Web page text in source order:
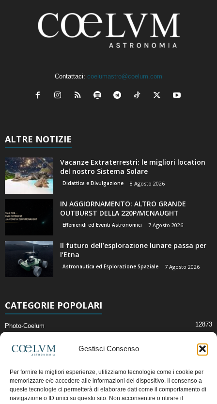
Gestisci Consenso
Per fornire le migliori esperienze, utilizziamo tecnologie come i cookie per
memorizzare e/o accedere alle informazioni del dispositivo. Il consenso a
queste tecnologie ci permetterà di elaborare dati come il comportamento di
navigazione o ID unici su questo sito. Non acconsentire o ritirare il
Contattaci: coelumastro@coelum.com
ALTRE NOTIZIE
Vacanze Extraterrestri: le migliori location
del nostro Sistema Solare
Didattica e Divulgazione 8 Agosto 2026
IN AGGIORNAMENTO: ALTRO GRANDE
OUTBURST DELLA 220P/MCNAUGHT
Effemeridi ed Eventi Astronomici 7 Agosto 2026
Il futuro dell’esplorazione lunare passa per
l’Etna
Astronautica ed Esplorazione Spaziale 7 Agosto 2026
CATEGORIE POPOLARI
Photo-Coelum 12873
News di Astronomia 2412
Cielo del Mese
Astronomia, Astrofisica e Cosmologia
Articoli e Risorse On-Line